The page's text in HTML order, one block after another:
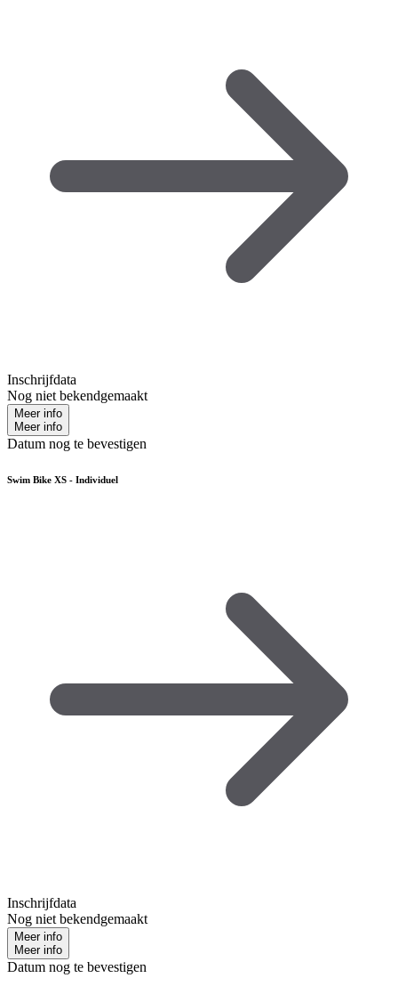
Inschrijfdata
Nog niet bekendgemaakt
Meer info
Meer info
Datum nog te bevestigen
Swim Bike XS - Individuel
Inschrijfdata
Nog niet bekendgemaakt
Meer info
Meer info
Datum nog te bevestigen